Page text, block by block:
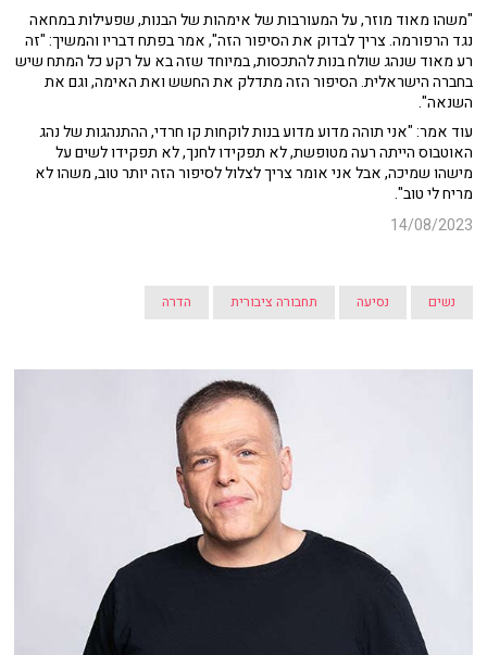
"משהו מאוד מוזר, על המעורבות של אימהות של הבנות, שפעילות במחאה
נגד הרפורמה. צריך לבדוק את הסיפור הזה", אמר בפתח דבריו והמשיך: "זה
רע מאוד שנהג שולח בנות להתכסות, במיוחד שזה בא על רקע כל המתח שיש
בחברה הישראלית. הסיפור הזה מתדלק את החשש ואת האימה, וגם את
השנאה".
עוד אמר: "אני תוהה מדוע מדוע בנות לוקחות קו חרדי, ההתנהגות של נהג
האוטבוס הייתה רעה מטופשת, לא תפקידו לחנך, לא תפקידו לשים על
מישהו שמיכה, אבל אני אומר צריך לצלול לסיפור הזה יותר טוב, משהו לא
מריח לי טוב".
14/08/2023
נשים נסיעה תחבורה ציבורית הדרה